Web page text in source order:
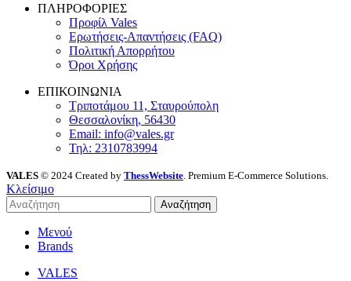
ΠΛΗΡΟΦΟΡΙΕΣ
Προφίλ Vales
Ερωτήσεις-Απαντήσεις (FAQ)
Πολιτική Απορρήτου
Όροι Χρήσης
ΕΠΙΚΟΙΝΩΝΙΑ
Τριποτάμου 11, Σταυρούπολη
Θεσσαλονίκη, 56430
Email: info@vales.gr
Τηλ: 2310783994
VALES © 2024 Created by ThessWebsite . Premium E-Commerce Solutions.
Κλείσιμο
Αναζήτηση
Μενού
Brands
VALES